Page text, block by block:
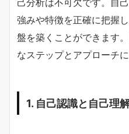
己分析は不可欠です。自
強みや特徴を正確に把握
盤を築くことができます
なステップとアプローチ
1. 自己認識と自己理